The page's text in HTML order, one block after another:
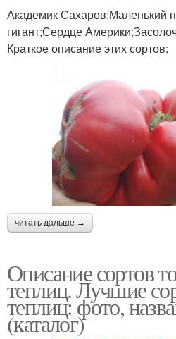
Академик Сахаров;Маленький
гигант;Сердце
Краткое описание этих сортов:
читать дальше →
Описание сортов
теплиц. Лучшие
теплиц: фото,
(каталог)